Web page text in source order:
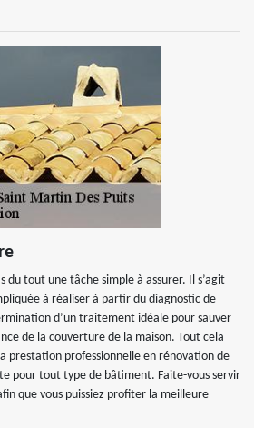
du tout une tâche simple à assurer. Il s’agit
à réaliser à partir du diagnostic de
d’un traitement idéale pour sauver
de la couverture de la maison. Tout cela
prestation professionnelle en rénovation de
pour tout type de bâtiment. Faite-vous servir
que vous puissiez profiter la meilleure